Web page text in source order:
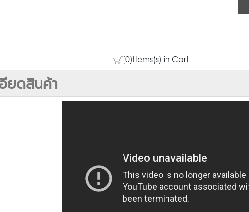
(0)Items(s) in Cart
อียดสินค้า